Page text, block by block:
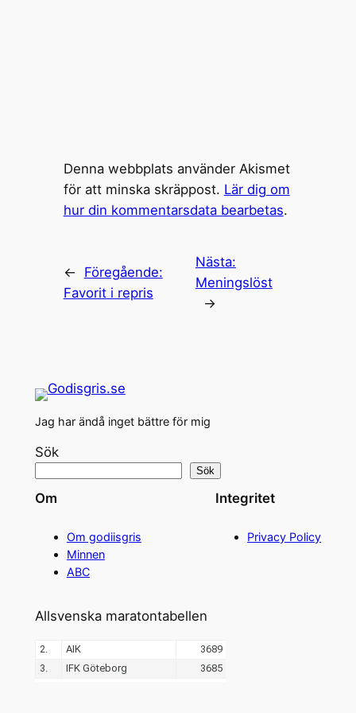
Denna webbplats använder Akismet
för att minska skräppost. Lär dig om
hur din kommentarsdata bearbetas.
←
Föregående:
Favorit i repris
Nästa:
Meningslöst
→
Jag har ändå inget bättre för mig
Sök
Sök
Om
Om godiisgris
Minnen
ABC
Integritet
Privacy Policy
Allsvenska maratontabellen